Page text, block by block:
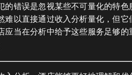
的错误是忽视某些不可量化的特
难以直接通过收入分析量化，但
应当在分析中给予这些服务足够